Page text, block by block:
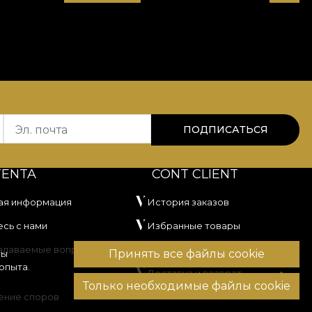
Принять все файлы cookie
Только необходимые файлы cookie
Эл. почта ПОДПИСАТЬСЯ
информация
с нами
вопросы
споров
CONT CLIENT
История заказов
Избранные товары
Способы оплаты
Доставка и возврат